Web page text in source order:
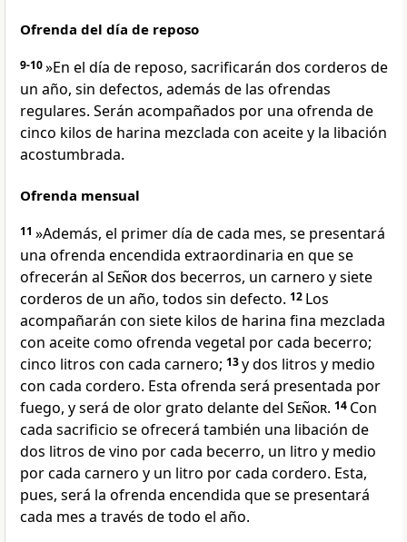
Ofrenda del día de reposo
9-10»En el día de reposo, sacrificarán dos corderos de
un año, sin defectos, además de las ofrendas
regulares. Serán acompañados por una ofrenda de
cinco kilos de harina mezclada con aceite y la libación
acostumbrada.
Ofrenda mensual
11 »Además, el primer día de cada mes, se presentará
una ofrenda encendida extraordinaria en que se
ofrecerán al Señordos becerros, un carnero y siete
corderos de un año, todos sin defecto. 12 Los
acompañarán con siete kilos de harina fina mezclada
con aceite como ofrenda vegetal por cada becerro;
cinco litros con cada carnero; 13y dos litros y medio
con cada cordero. Esta ofrenda será presentada por
fuego, y será de olor grato delante del Señor. 14 Con
cada sacrificio se ofrecerá también una libación de
dos litros de vino por cada becerro, un litro y medio
por cada carnero y un litro por cada cordero. Esta,
pues, será la ofrenda encendida que se presentará
cada mes a través de todo el año.